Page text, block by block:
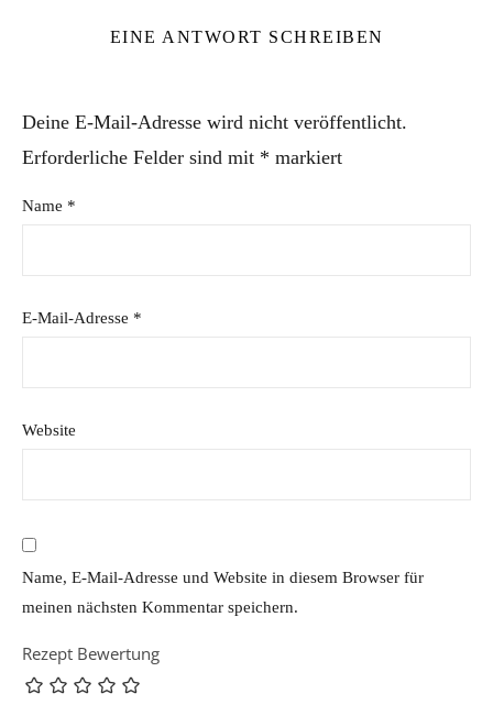
EINE ANTWORT SCHREIBEN
Deine E-Mail-Adresse wird nicht veröffentlicht.
Erforderliche Felder sind mit * markiert
Name *
E-Mail-Adresse *
Website
Name, E-Mail-Adresse und Website in diesem Browser für
meinen nächsten Kommentar speichern.
Rezept Bewertung